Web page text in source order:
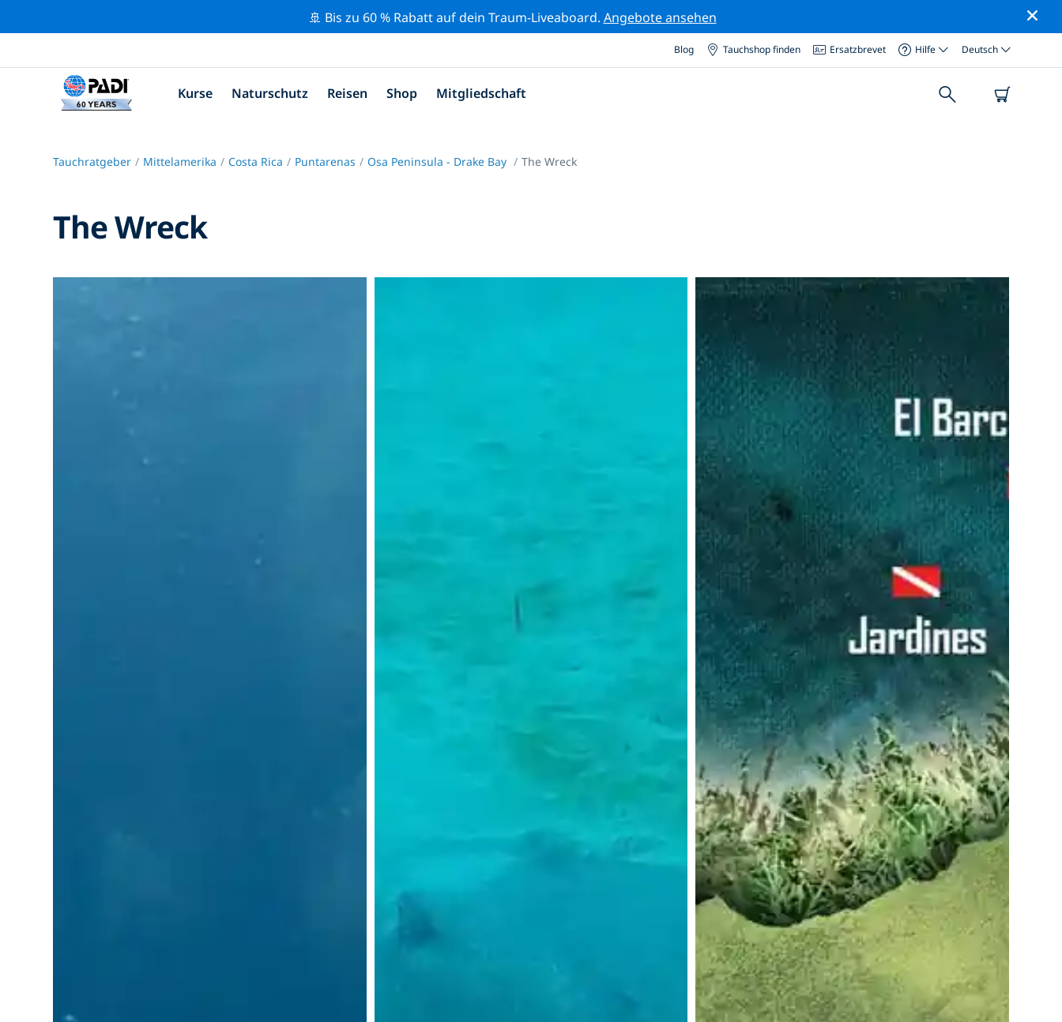
🚢 Bis zu 60 % Rabatt auf dein Traum-Liveaboard. Angebote ansehen
Blog Tauchshop finden Ersatzbrevet Hilfe Deutsch
Kurse Naturschutz Reisen Shop Mitgliedschaft
Tauchratgeber Mittelamerika Costa Rica Puntarenas Osa Peninsula - Drake Bay The Wreck
The Wreck